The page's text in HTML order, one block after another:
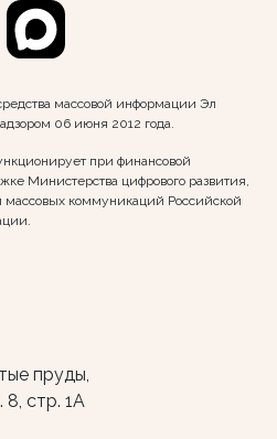
массовой информации Эл
06 июня 2012 года.
при финансовой
Министерства цифрового развития,
массовых коммуникаций Российской
пруды,
8, стр. 1А